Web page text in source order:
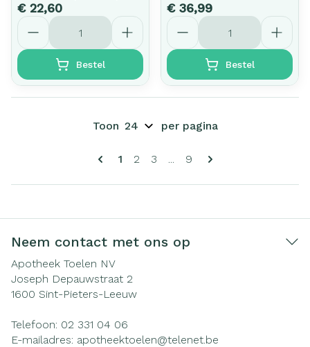
€ 22,60
Aantal
Bestel
€ 36,99
Aantal
Bestel
Pagina's
U lees momenteel pagina
1 Pagina
2 Pagina
3 ... Pagina
9
Toon per pagina
Neem contact met ons op
Apotheek Toelen NV
Joseph Depauwstraat 2
1600 Sint-Pieters-Leeuw
Telefoon: 02 331 04 06
E-mailadres: apotheektoelen@telenet.be